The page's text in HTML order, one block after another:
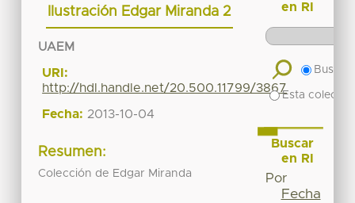
Ilustración Edgar Miranda 2
UAEM
URI:
http://hdl.handle.net/20.500.11799/3867
Fecha: 2013-10-04
Resumen:
Colección de Edgar Miranda
en RI
Buscar
Esta
Buscar
en RI
Por
Fecha